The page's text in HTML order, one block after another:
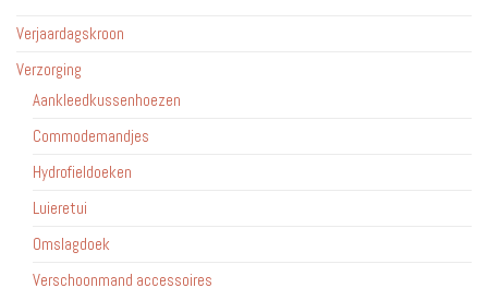
Verjaardagskroon
Verzorging
Aankleedkussenhoezen
Commodemandjes
Hydrofieldoeken
Luieretui
Omslagdoek
Verschoonmand accessoires